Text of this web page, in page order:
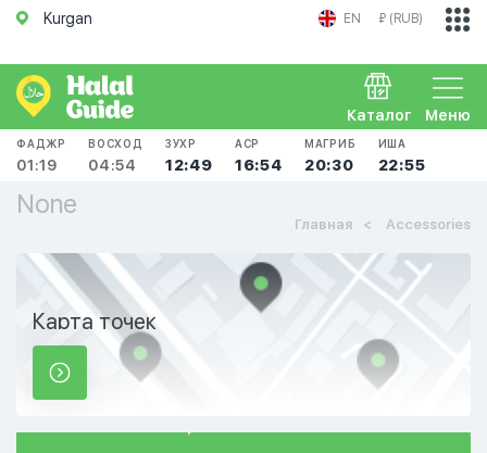
Kurgan EN ₽ (RUB)
Меню
Каталог
ФАДЖР
01:19
ВОСХОД
04:54
ЗУХР
12:49
АСР
16:54
МАГРИБ
20:30
ИША
22:55
None
Главная Accessories
Карта точек